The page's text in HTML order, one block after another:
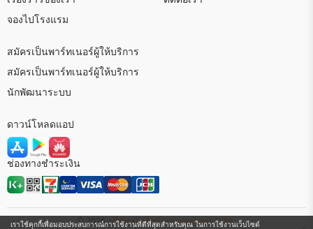
เราใช้คุกกี้เพื่อมอบประสบการณ์การใช้งานที่ดีที่สุดสำหรับคุณ ในการใช้งานเว็บไซต์
จองไปโรงแรม
สมัครเป็นพาร์ทเนอร์ผู้ให้บริการ
สมัครเป็นพาร์ทเนอร์ผู้ให้บริการ
นักพัฒนาระบบ
ดาวน์โหลดแอป
ช่องทางชำระเงิน
© 2026 บริษัท บัสเอ็กซ์ (ประเทศไทย) จำกัด